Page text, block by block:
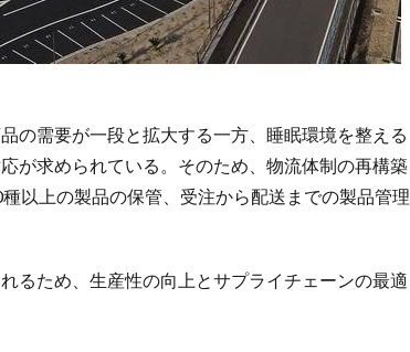
の需要が一段と拡大する一方、睡眠環境を整える
が求められている。そのため、物流体制の再構築
以上の製品の保管、受注から配送までの製品管理
るため、生産性の向上とサプライチェーンの最適